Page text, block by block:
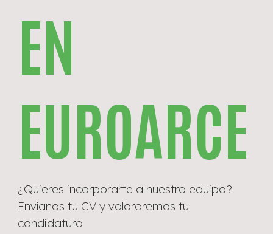
EN
EUROARCE
¿Quieres incorporarte a nuestro equipo?
Envíanos tu CV y valoraremos tu
candidatura